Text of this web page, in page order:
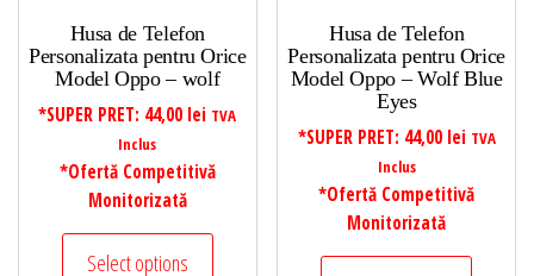
Husa de Telefon
Personalizata pentru Orice
Model Oppo – wolf
*SUPER PRET: 44,00 lei TVA
Inclus
*Ofertă Competitivă
Monitorizată
Select options
Husa de Telefon
Personalizata pentru Orice
Model Oppo – Wolf Blue
Eyes
*SUPER PRET: 44,00 lei TVA
Inclus
*Ofertă Competitivă
Monitorizată